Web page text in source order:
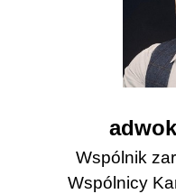
Wspólnik
Wspólnicy